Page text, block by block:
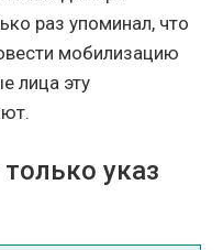
раз упоминал, что
мобилизацию
лица эту
указ